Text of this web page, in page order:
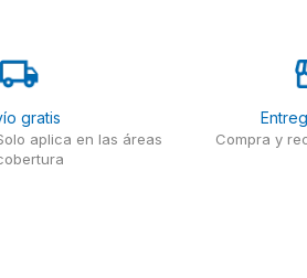
gratis
aplica en las áreas
Compra y